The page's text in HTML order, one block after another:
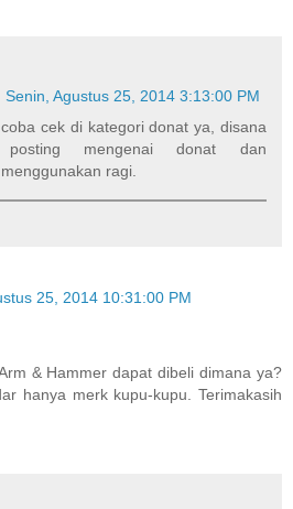
Senin, Agustus 25, 2014 3:13:00 PM
cek di kategori donat ya, disana
mengenai donat dan
ragi.
25, 2014 10:31:00 PM
& Hammer dapat dibeli dimana ya?
hanya merk kupu-kupu. Terimakasih